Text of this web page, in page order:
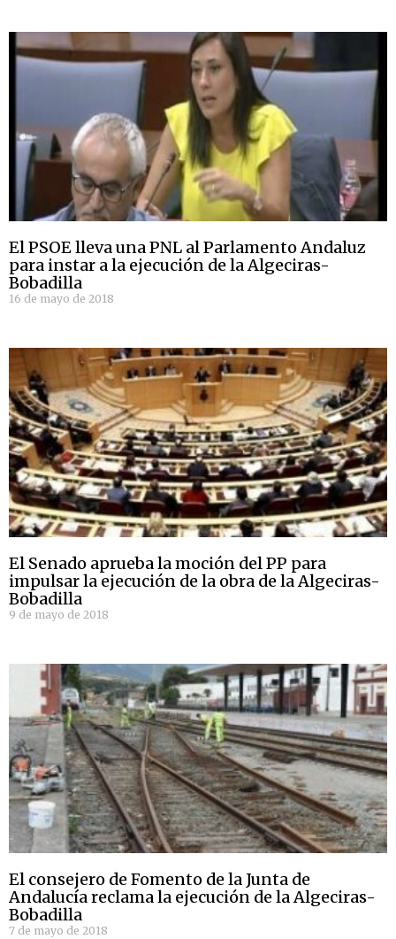
El PSOE lleva una PNL al Parlamento Andaluz
para instar a la ejecución de la Algeciras-
Bobadilla
16 de mayo de 2018
El Senado aprueba la moción del PP para
impulsar la ejecución de la obra de la Algeciras-
Bobadilla
9 de mayo de 2018
El consejero de Fomento de la Junta de
Andalucía reclama la ejecución de la Algeciras-
Bobadilla
7 de mayo de 2018